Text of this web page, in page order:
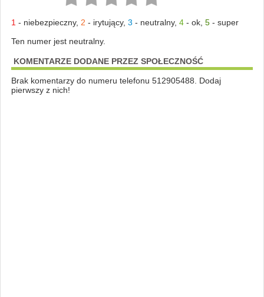
1 - niebezpieczny, 2 - irytujący, 3 - neutralny, 4- ok, 5- super
Ten numer jest neutralny.
KOMENTARZE DODANE PRZEZ SPOŁECZNOŚĆ
Brak komentarzy do numeru telefonu 512905488. Dodaj
pierwszy z nich!